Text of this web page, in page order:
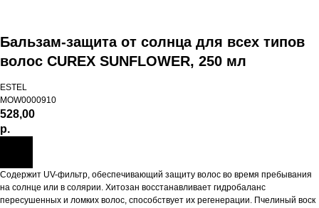
Бальзам-защита от солнца для всех типов
волос CUREX SUNFLOWER, 250 мл
ESTEL
MOW0000910
528,00
р.
Содержит UV-фильтр, обеспечивающий защиту волос во время пребывания
на солнце или в солярии. Хитозан восстанавливает гидробаланс
пересушенных и ломких волос, способствует их регенерации. Пчелиный воск